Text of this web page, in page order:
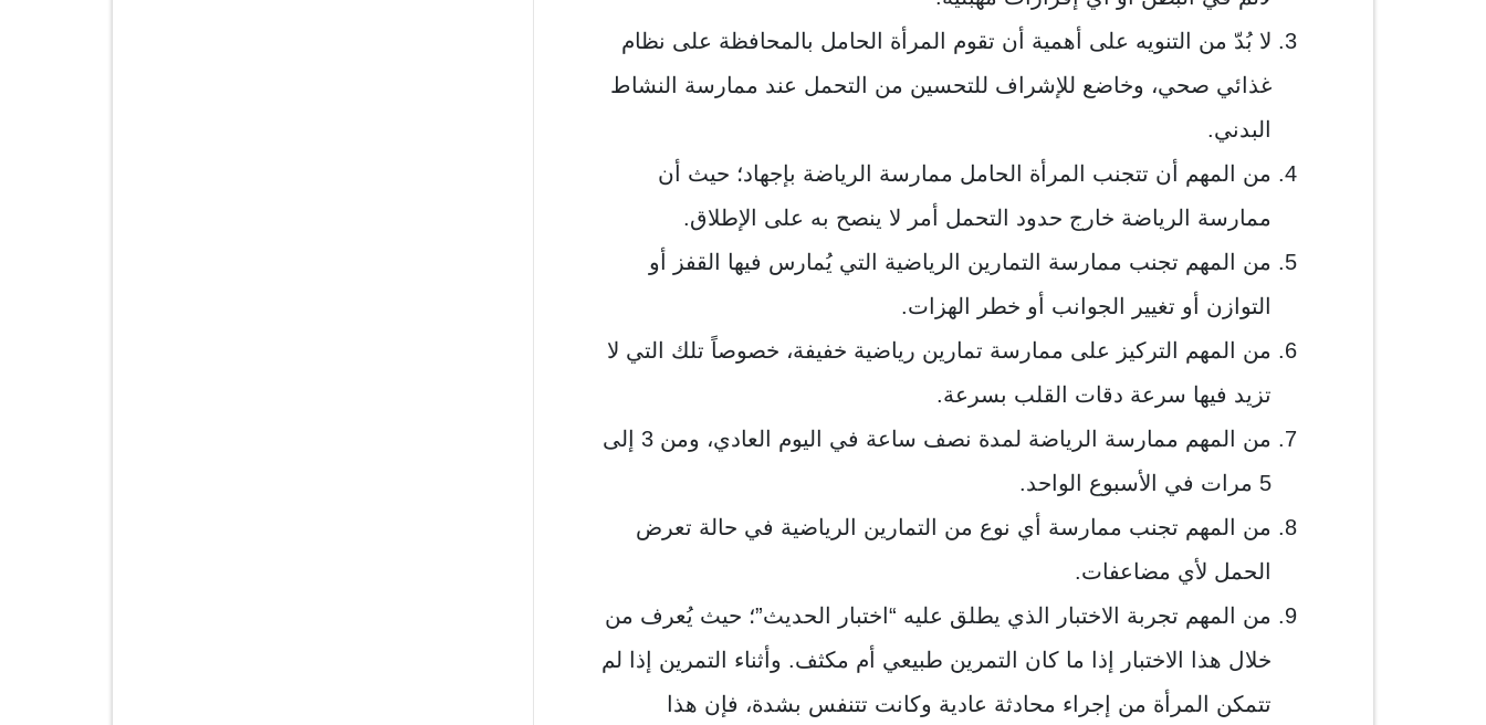
لا بُدّ من التنويه على أهمية أن تقوم المرأة الحامل بالمحافظة على نظام
غذائي صحي، وخاضع للإشراف للتحسين من التحمل عند ممارسة النشاط
البدني.
من المهم أن تتجنب المرأة الحامل ممارسة الرياضة بإجهاد؛ حيث أن
ممارسة الرياضة خارج حدود التحمل أمر لا ينصح به على الإطلاق.
من المهم تجنب ممارسة التمارين الرياضية التي يُمارس فيها القفز أو
التوازن أو تغيير الجوانب أو خطر الهزات.
من المهم التركيز على ممارسة تمارين رياضية خفيفة، خصوصاً تلك التي لا
تزيد فيها سرعة دقات القلب بسرعة.
من المهم ممارسة الرياضة لمدة نصف ساعة في اليوم العادي، ومن 3 إلى
5 مرات في الأسبوع الواحد.
من المهم تجنب ممارسة أي نوع من التمارين الرياضية في حالة تعرض
الحمل لأي مضاعفات.
من المهم تجربة الاختبار الذي يطلق عليه “اختبار الحديث”؛ حيث يُعرف من
خلال هذا الاختبار إذا ما كان التمرين طبيعي أم مكثف. وأثناء التمرين إذا لم
تتمكن المرأة من إجراء محادثة عادية وكانت تتنفس بشدة، فإن هذا